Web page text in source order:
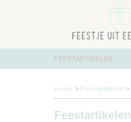
FEESTARTIKELEN
Home > Feestartikelen >
Feestartikelen